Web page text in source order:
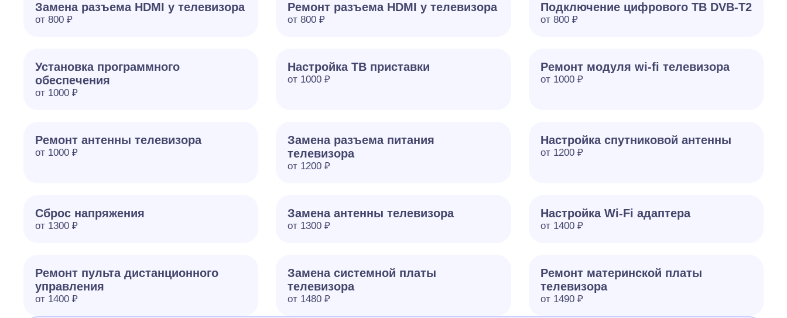
Замена разъема HDMI у телевизора
от 800 ₽
Ремонт разъема HDMI у телевизора
от 800 ₽
Подключение цифрового ТВ DVB-T2
от 800 ₽
Установка программного
обеспечения
от 1000 ₽
Настройка ТВ приставки
от 1000 ₽
Ремонт модуля wi-fi телевизора
от 1000 ₽
Ремонт антенны телевизора
от 1000 ₽
Замена разъема питания
телевизора
от 1200 ₽
Настройка спутниковой антенны
от 1200 ₽
Сброс напряжения
от 1300 ₽
Замена антенны телевизора
от 1300 ₽
Настройка Wi-Fi адаптера
от 1400 ₽
Ремонт пульта дистанционного
управления
от 1400 ₽
Замена системной платы
телевизора
от 1480 ₽
Ремонт материнской платы
телевизора
от 1490 ₽